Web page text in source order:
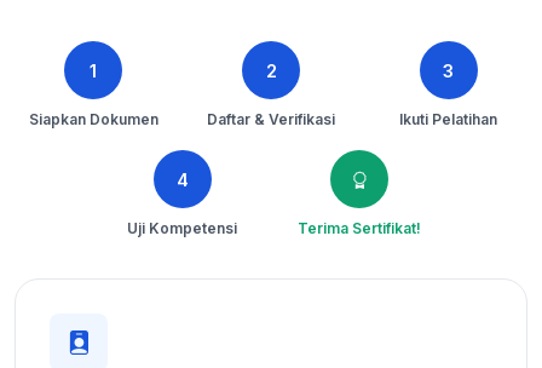
1
Siapkan Dokumen
2
Daftar & Verifikasi
3
Ikuti Pelatihan
4
Uji Kompetensi Terima Sertifikat!